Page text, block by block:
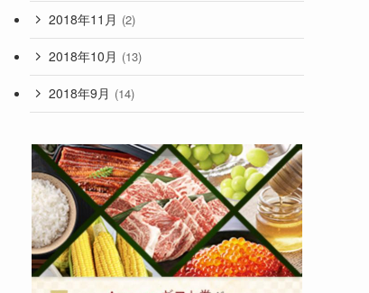
2018年11月 (2)
2018年10月 (13)
2018年9月 (14)